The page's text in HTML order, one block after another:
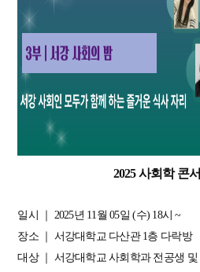
2025 사회학 콘
일시 ｜ 2025년 11월 05일 (수) 18시 ~
장소 ｜ 서강대학교 다산관 1층 다락방
대상 ｜ 서강대학교 사회학과 전공생